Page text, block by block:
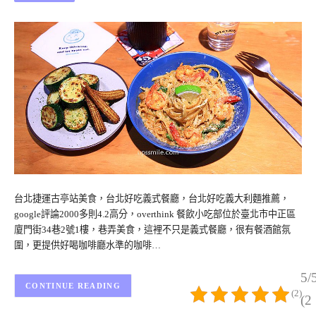
台北捷運古亭站美食，台北好吃義式餐廳，台北好吃義大利麵推薦，
google評論2000多則4.2高分，overthink 餐飲小吃部位於臺北市中正區
廈門街34巷2號1樓，巷弄美食，這裡不只是義式餐廳，很有餐酒館氛
圍，更提供好喝咖啡廳水準的咖啡…
5/
(2
(2)
CONTINUE READING